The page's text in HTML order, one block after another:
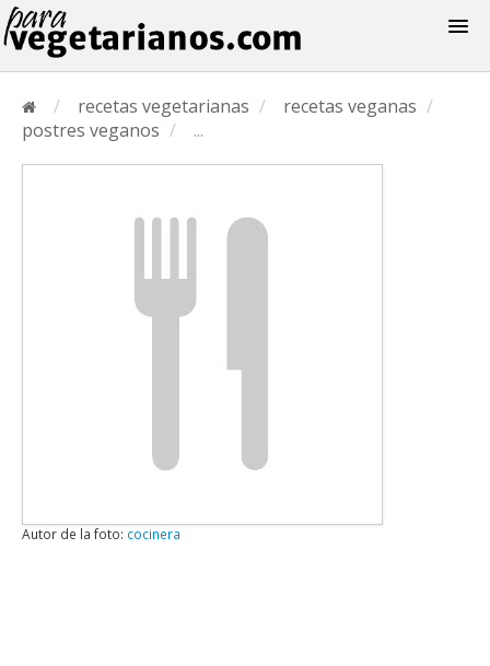
Menus
/ recetas vegetarianas / recetas veganas /
postres veganos / ...
Autor de la foto: cocinera